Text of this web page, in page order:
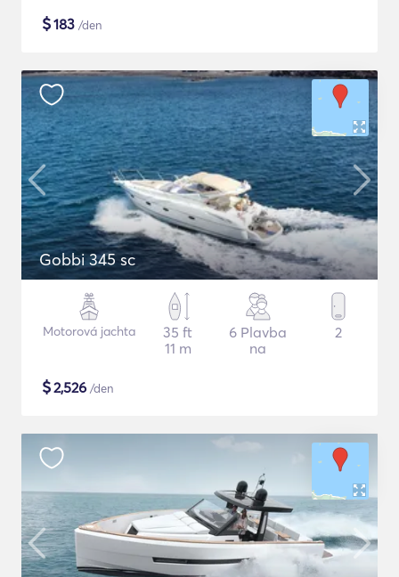
$183 /den
Gobbi 345 sc
Motorová jachta
35 ft
11 m
6 Plavba
na
2
$2,526 /den